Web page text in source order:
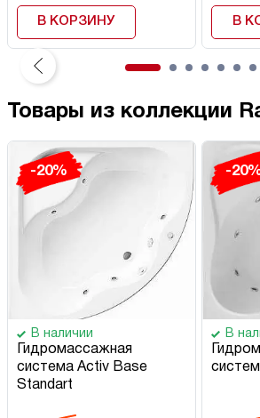
В КОРЗИНУ В
Товары из коллекции
-20%
В наличии
Гидромассажная
система Activ Base
Standart
-
В